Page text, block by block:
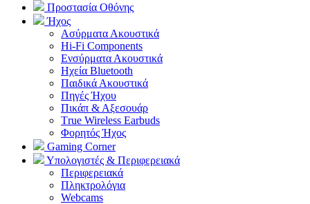
Προστασία Οθόνης
Ήχος
Ασύρματα Ακουστικά
Hi-Fi Components
Ενσύρματα Ακουστικά
Ηχεία Bluetooth
Παιδικά Ακουστικά
Πηγές Ήχου
Πικάπ & Αξεσουάρ
Τrue Wireless Earbuds
Φορητός Ήχος
Gaming Corner
Υπολογιστές & Περιφερειακά
Περιφερειακά
Πληκτρολόγια
Webcams